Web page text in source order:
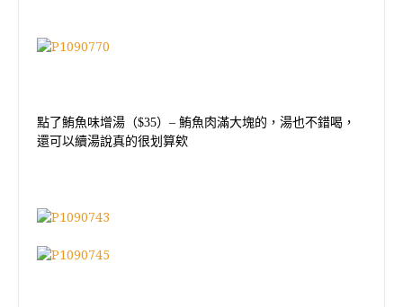
點了鮪魚味增湯（$35） – 鮪魚肉滿大塊的，湯也不錯喝，
還可以續湯說真的很划算欸